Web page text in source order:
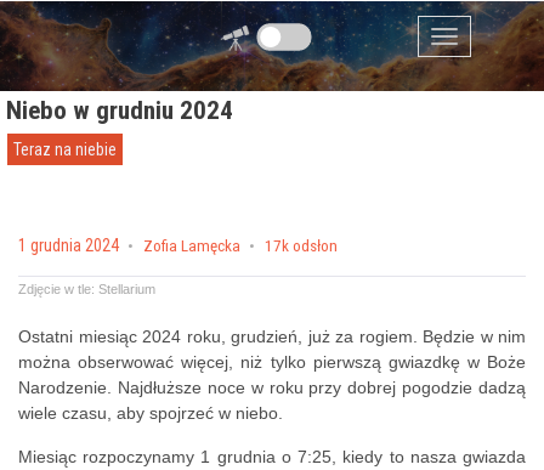
Przejdź do zawartości
Menu
Niebo w grudniu 2024
Teraz na niebie
Posted on
1 grudnia 2024 by Zofia Lamęcka 17k odsłon
Zdjęcie w tle: Stellarium
Ostatni miesiąc 2024 roku, grudzień, już za rogiem. Będzie w nim
można obserwować więcej, niż tylko pierwszą gwiazdkę w Boże
Narodzenie. Najdłuższe noce w roku przy dobrej pogodzie dadzą
wiele czasu, aby spojrzeć w niebo.
Miesiąc rozpoczynamy 1 grudnia o 7:25, kiedy to nasza gwiazda